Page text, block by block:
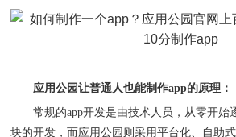
应用公园让普通人也能制作app的原理：
常规的app开发是由技术人员，从零开始
块的开发，而应用公园则采用平台化、自助